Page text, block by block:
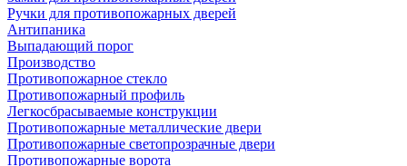
Ручки для противопожарных дверей
Антипаника
Выпадающий порог
Производство
Противопожарное стекло
Противопожарный профиль
Легкосбрасываемые конструкции
Противопожарные металлические двери
Противопожарные светопрозрачные двери
Противопожарные ворота